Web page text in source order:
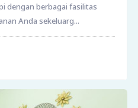
dengan berbagai fasilitas
Anda sekeluarg...